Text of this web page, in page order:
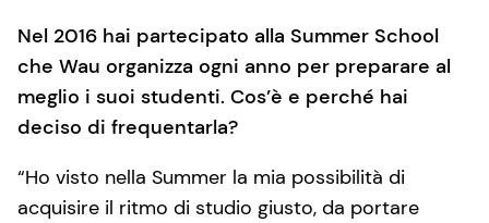
Nel 2016 hai partecipato alla Summer School
che Wau organizza ogni anno per preparare al
meglio i suoi studenti. Cos’è e perché hai
deciso di frequentarla?
“Ho visto nella Summer la mia possibilità di
acquisire il ritmo di studio giusto, da portare